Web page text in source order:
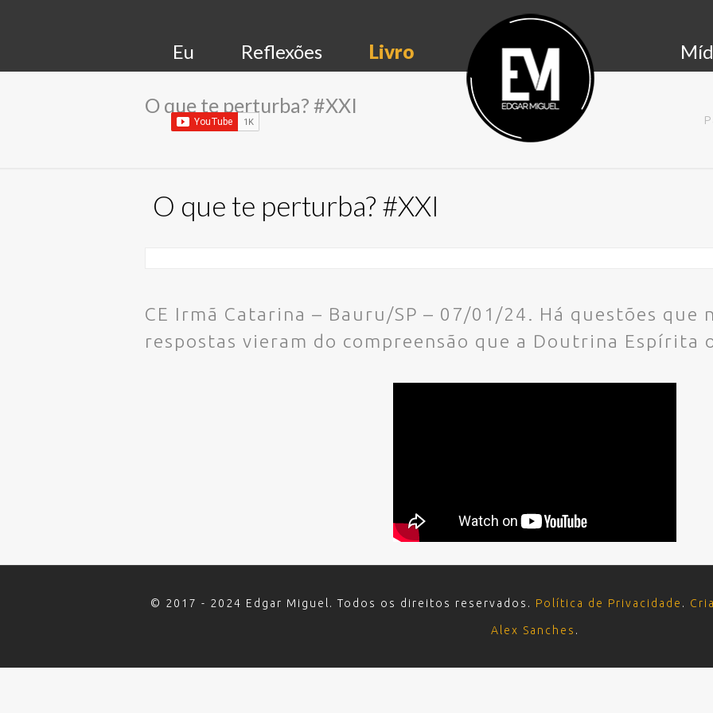
Eu Reflexões Livro
O que te perturba? #XXI
O que te perturba? #XXI
CE Irmã Catarina – Bauru/SP – 07/01/24. Há questões que
respostas vieram do compreensão que a Doutrina Espírita
© 2017 - 2024 Edgar Miguel. Todos os direitos reservados. Política de Privacidade .
Alex Sanches .